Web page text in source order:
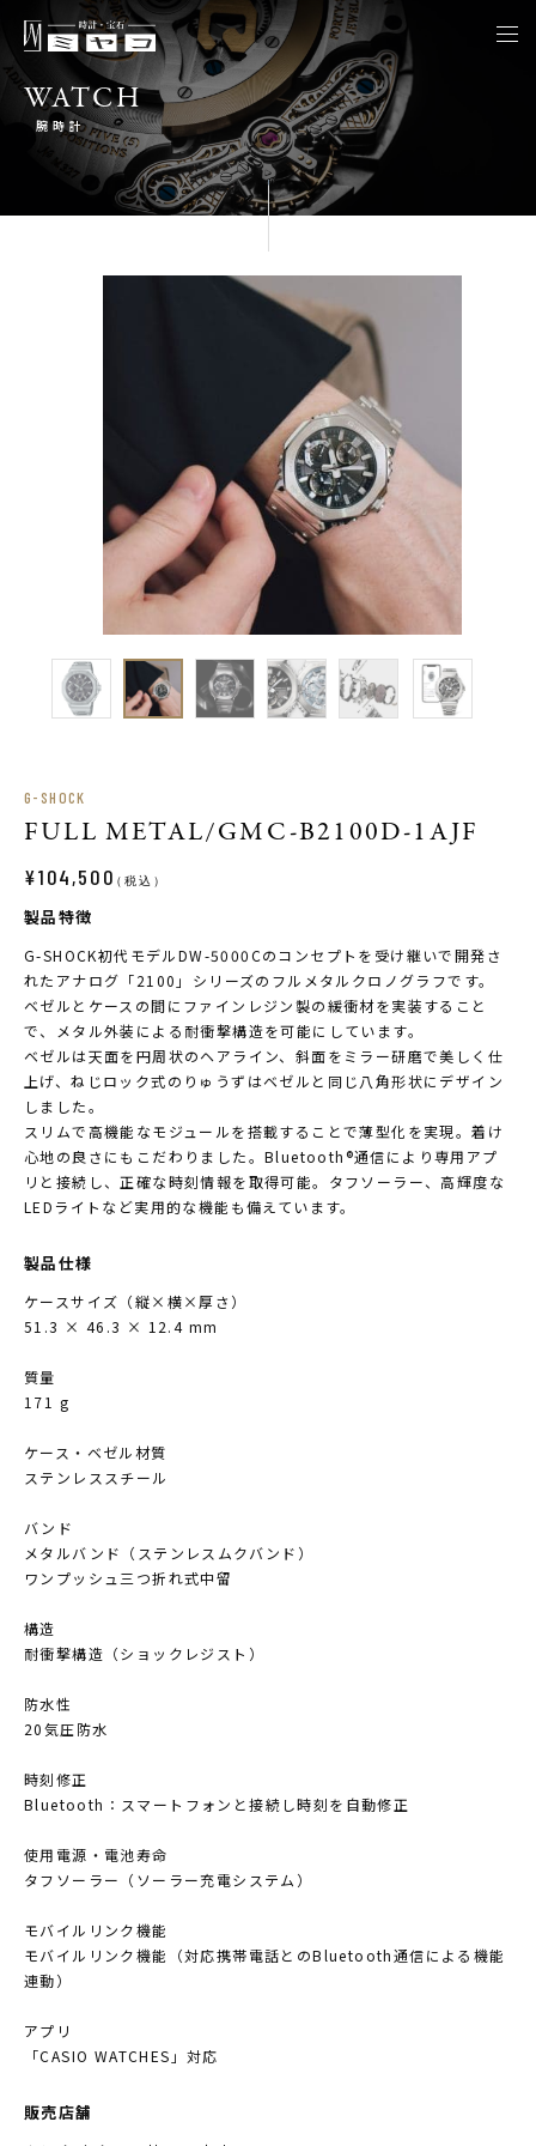
WATCH
腕時計
G-SHOCK
FULL METAL/GMC-B2100D-1AJF
¥104,500（税込）
製品特徴
G-SHOCK初代モデルDW-5000Cのコンセプトを受け継いで開発さ
れたアナログ「2100」シリーズのフルメタルクロノグラフです。
ベゼルとケースの間にファインレジン製の緩衝材を実装すること
で、メタル外装による耐衝撃構造を可能にしています。
ベゼルは天面を円周状のヘアライン、斜面をミラー研磨で美しく仕
上げ、ねじロック式のりゅうずはベゼルと同じ八角形状にデザイン
しました。
スリムで高機能なモジュールを搭載することで薄型化を実現。着け
心地の良さにもこだわりました。Bluetooth®通信により専用アプ
リと接続し、正確な時刻情報を取得可能。タフソーラー、高輝度な
LEDライトなど実用的な機能も備えています。
製品仕様
ケースサイズ（縦×横×厚さ）
51.3 × 46.3 × 12.4 mm
質量
171 g
ケース・ベゼル材質
ステンレススチール
バンド
メタルバンド（ステンレスムクバンド）
ワンプッシュ三つ折れ式中留
構造
耐衝撃構造（ショックレジスト）
防水性
20気圧防水
時刻修正
Bluetooth：スマートフォンと接続し時刻を自動修正
使用電源・電池寿命
タフソーラー（ソーラー充電システム）
モバイルリンク機能
モバイルリンク機能（対応携帯電話とのBluetooth通信による機能
連動）
アプリ
「CASIO WATCHES」対応
販売店舗